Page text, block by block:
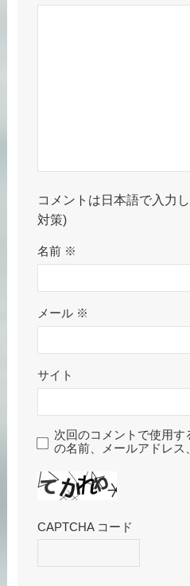
コメントは日本語で入力
対策)
名前 ※
メール ※
サイト
次回のコメントで使用
の名前、メールアドレス
CAPTCHA コード